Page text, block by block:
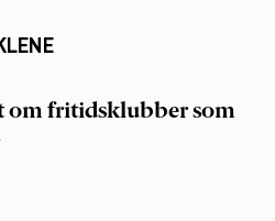
om fritidsklubber som